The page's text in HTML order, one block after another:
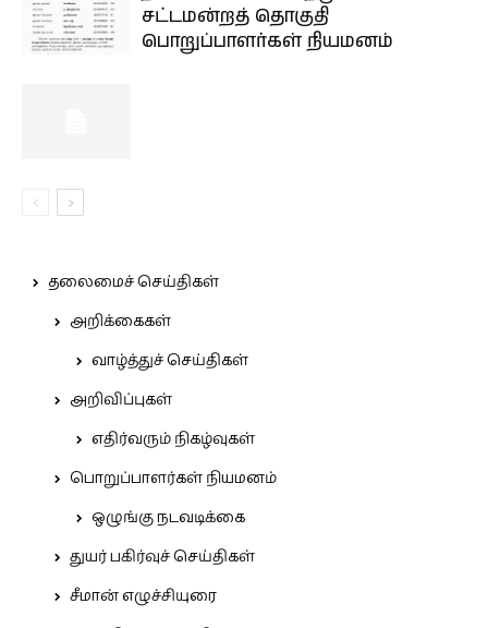
சட்டமன்றத் தொகுதி
பொறுப்பாளர்கள் நியமனம்
தலைமைச் செய்திகள்
அறிக்கைகள்
வாழ்த்துச் செய்திகள்
அறிவிப்புகள்
எதிர்வரும் நிகழ்வுகள்
பொறுப்பாளர்கள் நியமனம்
ஒழுங்கு நடவடிக்கை
துயர் பகிர்வுச் செய்திகள்
சீமான் எழுச்சியுரை